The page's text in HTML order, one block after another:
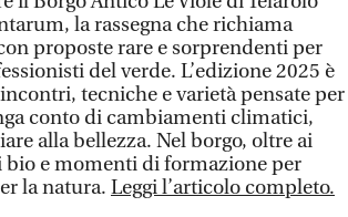
la rassegna che richiama
proposte rare e sorprendenti per
del verde. L’edizione 2025 è
tecniche e varietà pensate per
conto di cambiamenti climatici,
alla bellezza. Nel borgo, oltre ai
e momenti di formazione per
la natura. Leggi l’articolo completo.